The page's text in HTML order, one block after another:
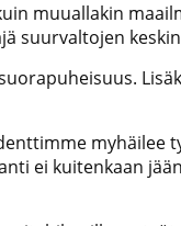
muuallakin
suurvaltojen
myhäilee
ei kuitenkaan